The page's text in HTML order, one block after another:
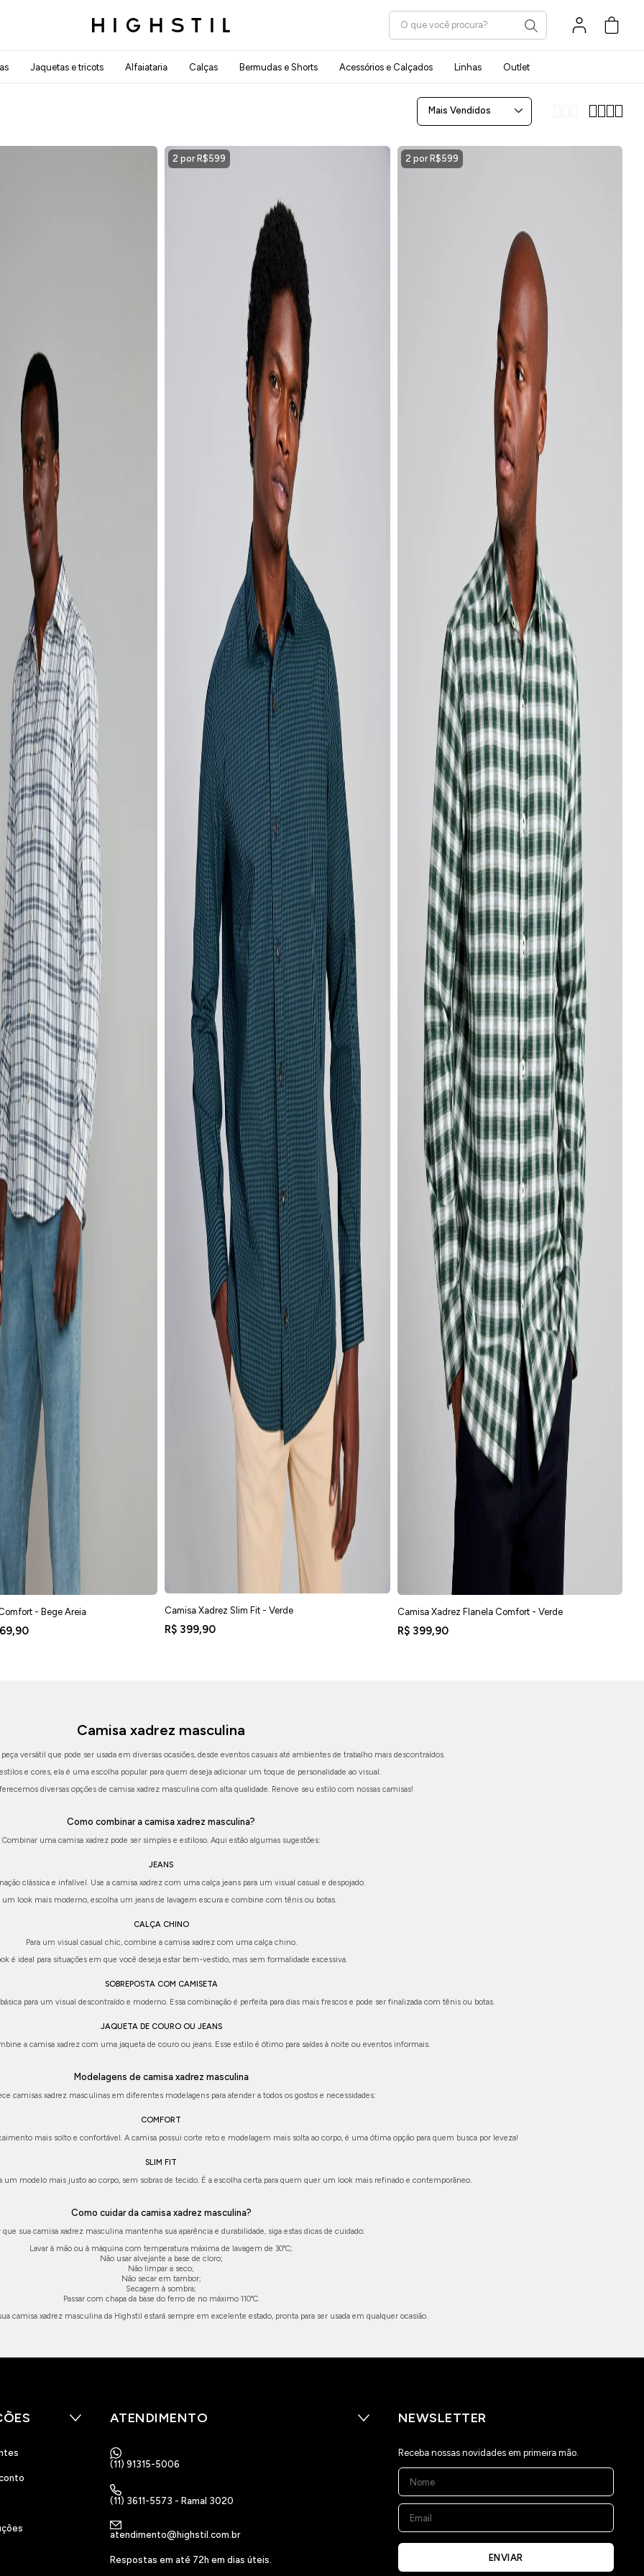
Jaquetas e tricots Alfaiataria Calças Bermudas e Shorts Acessórios e Calçados Linhas Outlet
Mais Vendidos
- Bege Areia
2 por R$599
Camisa Xadrez Slim Fit - Verde
R$ 399,90
2 por R$599
Camisa Xadrez Flanela Comfort - Verde
R$ 399,90
Camisa xadrez masculina
versátil que pode ser usada em diversas ocasiões, desde eventos casuais até ambientes de trabalho mais descontraídos.
e cores, ela é uma escolha popular para quem deseja adicionar um toque de personalidade ao visual.
diversas opções de camisa xadrez masculina com alta qualidade. Renove seu estilo com nossas camisas!
Como combinar a camisa xadrez masculina?
Combinar uma camisa xadrez pode ser simples e estiloso. Aqui estão algumas sugestões:
JEANS
clássica e infalível. Use a camisa xadrez com uma calça jeans para um visual casual e despojado.
um look mais moderno, escolha um jeans de lavagem escura e combine com tênis ou botas.
CALÇA CHINO
Para um visual casual chic, combine a camisa xadrez com uma calça chino.
é ideal para situações em que você deseja estar bem-vestido, mas sem formalidade excessiva.
SOBREPOSTA COM CAMISETA
para um visual descontraído e moderno. Essa combinação é perfeita para dias mais frescos e pode ser finalizada com tênis ou botas.
JAQUETA DE COURO OU JEANS
a camisa xadrez com uma jaqueta de couro ou jeans. Esse estilo é ótimo para saídas à noite ou eventos informais.
Modelagens de camisa xadrez masculina
camisas xadrez masculinas em diferentes modelagens para atender a todos os gostos e necessidades:
COMFORT
mais solto e confortável. A camisa possui corte reto e modelagem mais solta ao corpo, é uma ótima opção para quem busca por leveza!
SLIM FIT
um modelo mais justo ao corpo, sem sobras de tecido. É a escolha certa para quem quer um look mais refinado e contemporâneo.
Como cuidar da camisa xadrez masculina?
que sua camisa xadrez masculina mantenha sua aparência e durabilidade, siga estas dicas de cuidado:
Lavar à mão ou à máquina com temperatura máxima de lavagem de 30°C;
Não usar alvejante a base de cloro;
Não limpar a seco;
Não secar em tambor;
Secagem à sombra;
Passar com chapa da base do ferro de no máximo 110°C.
camisa xadrez masculina da Highstil estará sempre em excelente estado, pronta para ser usada em qualquer ocasião.
ATENDIMENTO
(11) 91315-5006
(11) 3611-5573 - Ramal 3020
atendimento@highstil.com.br
Respostas em até 72h em dias úteis.
NEWSLETTER
Receba nossas novidades em primeira mão.
ENVIAR